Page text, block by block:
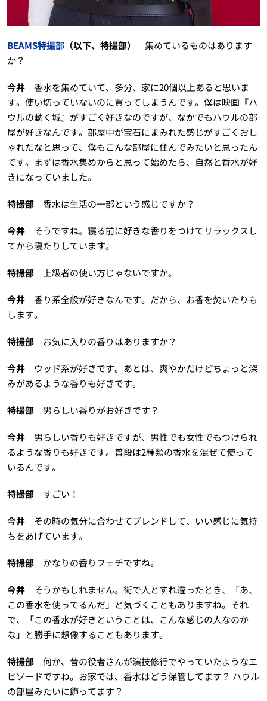
BEAMS特撮部（以下、特撮部）
集めているものはあります
か？
今井香水を集めていて、多分、家に20個以上あると思いま
す。使い切っていないのに買ってしまうんです。僕は映画『ハ
ウルの動く城』がすごく好きなのですが、なかでもハウルの部
屋が好きなんです。部屋中が宝石にまみれた感じがすごくおし
ゃれだなと思って、僕もこんな部屋に住んでみたいと思ったん
です。まずは香水集めからと思って始めたら、自然と香水が好
きになっていました。
特撮部香水は生活の一部という感じですか？
今井そうですね。寝る前に好きな香りをつけてリラックスし
てから寝たりしています。
特撮部上級者の使い方じゃないですか。
今井香り系全般が好きなんです。だから、お香を焚いたりも
します。
特撮部お気に入りの香りはありますか？
今井ウッド系が好きです。あとは、爽やかだけどちょっと深
みがあるような香りも好きです。
特撮部男らしい香りがお好きです？
今井男らしい香りも好きですが、男性でも女性でもつけられ
るような香りも好きです。普段は2種類の香水を混ぜて使って
いるんです。
特撮部すごい！
今井その時の気分に合わせてブレンドして、いい感じに気持
ちをあげています。
特撮部かなりの香りフェチですね。
今井そうかもしれません。街で人とすれ違ったとき、「あ、
この香水を使ってるんだ」と気づくこともありますね。それ
で、「この香水が好きということは、こんな感じの人なのか
な」と勝手に想像することもあります。
特撮部何か、昔の役者さんが演技修行でやっていたようなエ
ピソードですね。お家では、香水はどう保管してます？ ハウル
の部屋みたいに飾ってます？